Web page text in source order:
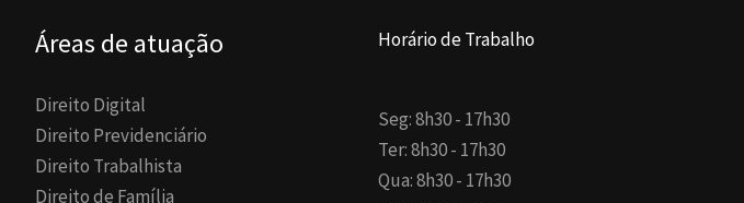
Áreas de atuação
Direito Digital
Direito Previdenciário
Direito Trabalhista
Direito de Família
Horário de Trabalho
Seg: 8h30 - 17h30
Ter: 8h30 - 17h30
Qua: 8h30 - 17h30